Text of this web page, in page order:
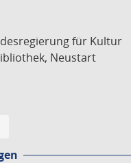
für Kultur
Neustart